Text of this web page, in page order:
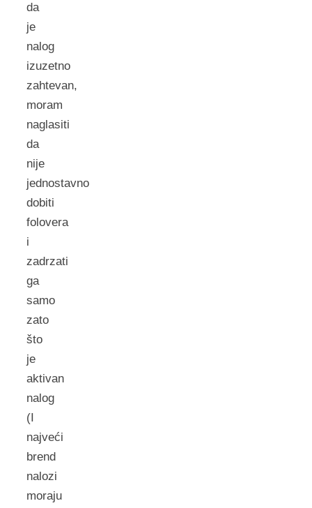
da
je
nalog
izuzetno
zahtevan,
moram
naglasiti
da
nije
jednostavno
dobiti
folovera
i
zadrzati
ga
samo
zato
što
je
aktivan
nalog
(I
najveći
brend
nalozi
moraju